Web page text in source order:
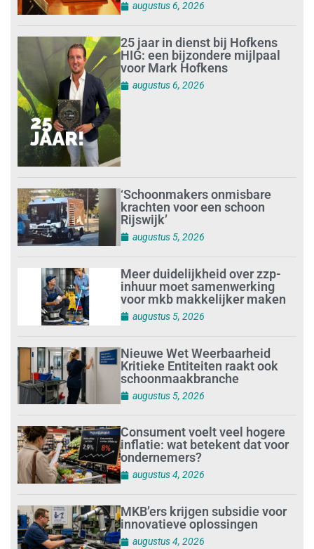
augustus 6, 2026
25 jaar in dienst bij Hofkens
HIG: een bijzondere mijlpaal
voor Mark Hofkens
augustus 6, 2026
‘Schoonmakers onmisbare
krachten voor een schoon
Rijswijk’
augustus 5, 2026
Meer duidelijkheid over zzp-
inhuur moet samenwerking
voor mkb makkelijker maken
augustus 5, 2026
Nieuwe Wet Weerbaarheid
Kritieke Entiteiten raakt ook
schoonmaakbranche
augustus 5, 2026
Consument voelt veel hogere
inflatie: wat betekent dat voor
ondernemers?
augustus 4, 2026
MKB’ers krijgen subsidie voor
innovatieve oplossingen
augustus 4, 2026